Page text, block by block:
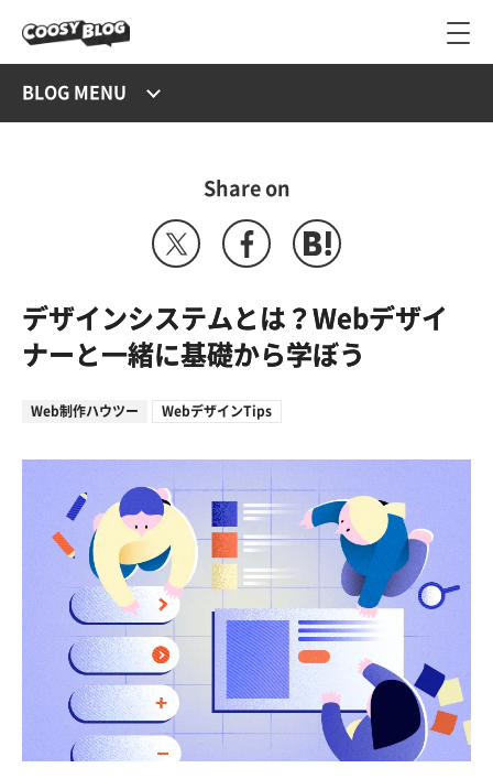
BLOG MENU
Share on
デザインシステムとは？Webデザイ
ナーと一緒に基礎から学ぼう
Web制作ハウツー WebデザインTips